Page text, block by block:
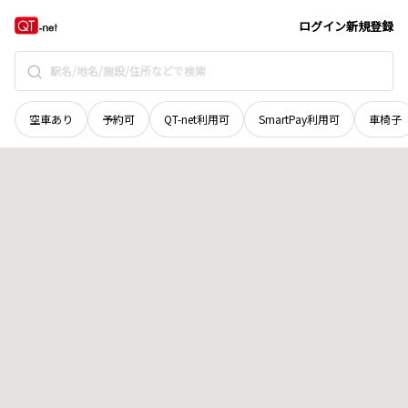
ログイン新規登録
空車あり 予約可 QT-net利用可 SmartPay利用可 車椅子
島根県